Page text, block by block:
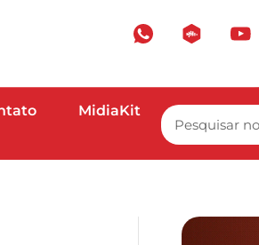
MidiaKit